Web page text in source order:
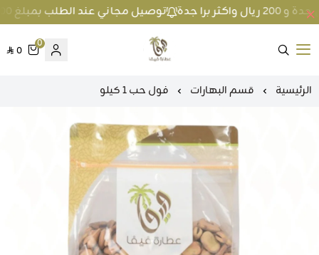
توصيل مجاني عند الطلب بمبلغ 100 ريال واكثر داخل جدة و 200 ريال واكثر برا جدة
متجر عطارة فيفا
0
0
الرئيسية قسم البهارات فول حب 1 كيلو